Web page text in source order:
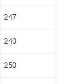
247
240
250